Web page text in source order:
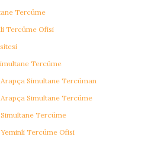
Tercüme
Tercüme Ofisi
Tercüme
Simultane Tercüman
Simultane Tercüme
Tercüme
Tercüme Ofisi